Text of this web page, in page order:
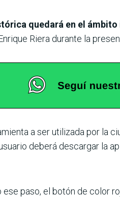
quedará en el
Riera durante la
a ser utilizada por la
deberá descargar la
paso, el botón de color